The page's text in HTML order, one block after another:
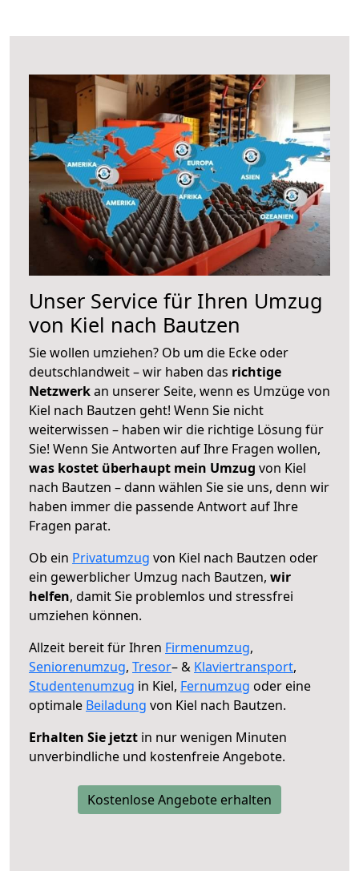
Unser Service für Ihren Umzug
von Kiel nach Bautzen
Sie wollen umziehen? Ob um die Ecke oder
deutschlandweit – wir haben das richtige
Netzwerkan unserer Seite, wenn es Umzüge von
Kiel nach Bautzen geht! Wenn Sie nicht
weiterwissen – haben wir die richtige Lösung für
Sie! Wenn Sie Antworten auf Ihre Fragen wollen,
was kostet überhaupt mein Umzug von Kiel
nach Bautzen – dann wählen Sie sie uns, denn wir
haben immer die passende Antwort auf Ihre
Fragen parat.
Ob ein Privatumzug von Kiel nach Bautzen oder
ein gewerblicher Umzug nach Bautzen, wir
helfen, damit Sie problemlos und stressfrei
umziehen können.
Allzeit bereit für Ihren Firmenumzug,
Seniorenumzug, Tresor– & Klaviertransport,
Studentenumzug in Kiel, Fernumzug oder eine
optimale Beiladung von Kiel nach Bautzen.
Erhalten Sie jetzt in nur wenigen Minuten
unverbindliche und kostenfreie Angebote.
Kostenlose Angebote erhalten